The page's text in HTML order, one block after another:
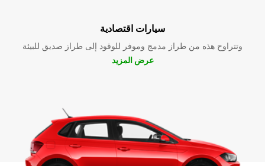
سيارات اقتصادية
وتتراوح هذه من طراز مدمج وموفر للوقود إلى طراز صديق للبيئة
عرض المزيد